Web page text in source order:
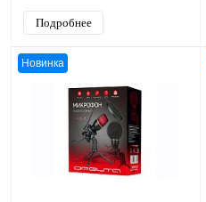
Подробнее
Новинка